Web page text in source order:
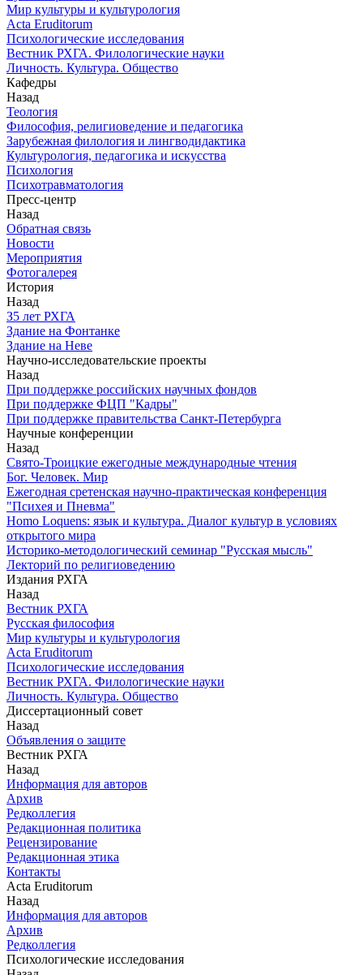
Мир культуры и культурология
Acta Eruditorum
Психологические исследования
Вестник РХГА. Филологические науки
Личность. Культура. Общество
Кафедры
Назад
Теология
Философия, религиоведение и педагогика
Зарубежная филология и лингводидактика
Культурология, педагогика и искусства
Психология
Психотравматология
Пресс-центр
Назад
Обратная связь
Новости
Мероприятия
Фотогалерея
История
Назад
З5 лет РХГА
Здание на Фонтанке
Здание на Неве
Научно-исследовательские проекты
Назад
При поддержке российских научных фондов
При поддержке ФЦП "Кадры"
При поддержке правительства Санкт-Петербурга
Научные конференции
Назад
Свято-Троицкие ежегодные международные чтения
Бог. Человек. Мир
Ежегодная сретенская научно-практическая конференция
"Психея и Пневма"
Homo Loquens: язык и культура. Диалог культур в условиях
открытого мира
Историко-методологический семинар "Русская мысль"
Лекторий по религиоведению
Издания РХГА
Назад
Вестник РХГА
Русская философия
Мир культуры и культурология
Acta Eruditorum
Психологические исследования
Вестник РХГА. Филологические науки
Личность. Культура. Общество
Диссертационный совет
Назад
Объявления о защите
Вестник РХГА
Назад
Информация для авторов
Архив
Редколлегия
Редакционная политика
Рецензирование
Редакционная этика
Контакты
Acta Eruditorum
Назад
Информация для авторов
Архив
Редколлегия
Психологические исследования